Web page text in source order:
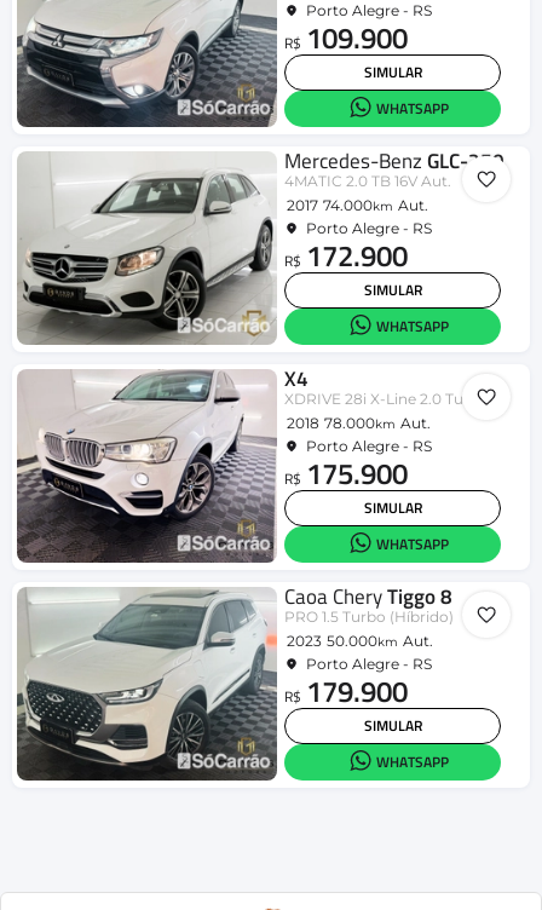
Porto Alegre - RS
R$ 109.900
SIMULAR
WHATSAPP
Mercedes-BenzGLC-250
4MATIC 2.0 TB 16V Aut.
2017 74.000km Aut.
Porto Alegre - RS
R$ 172.900
SIMULAR
WHATSAPP
X4
XDRIVE 28i X-Line 2.0 Turbo 245cv Aut
2018 78.000km Aut.
Porto Alegre - RS
R$ 175.900
SIMULAR
WHATSAPP
Caoa CheryTiggo 8
PRO 1.5 Turbo (Híbrido)
2023 50.000km Aut.
Porto Alegre - RS
R$ 179.900
SIMULAR
WHATSAPP